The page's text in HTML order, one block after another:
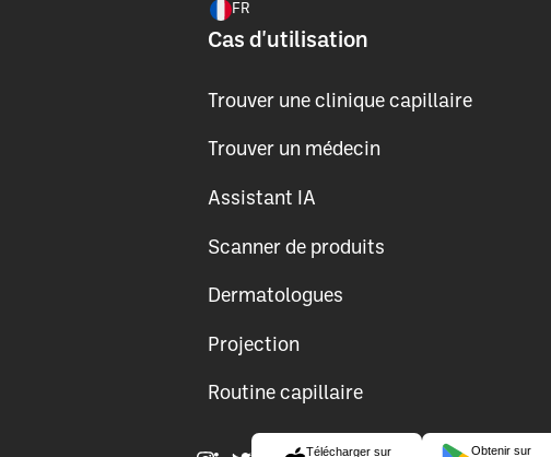
FR
Cas d'utilisation
Trouver une clinique capillaire
Trouver un médecin
Assistant IA
Scanner de produits
Dermatologues
Projection
Routine capillaire
Télécharger sur Obtenir sur